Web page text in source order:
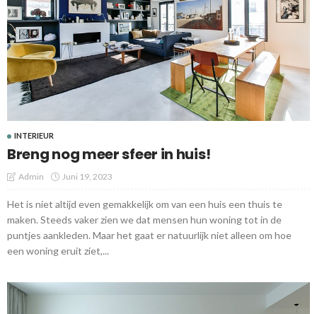
INTERIEUR
Breng nog meer sfeer in huis!
Admin Juni 19, 2023
Het is niet altijd even gemakkelijk om van een huis een thuis te
maken. Steeds vaker zien we dat mensen hun woning tot in de
puntjes aankleden. Maar het gaat er natuurlijk niet alleen om hoe
een woning eruit ziet,...